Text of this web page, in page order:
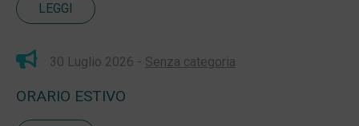
LEGGI
30 Luglio 2026 - Senza categoria
ORARIO ESTIVO